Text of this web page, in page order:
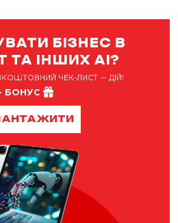
БІЗНЕС В
ТА ІНШИХ AI?
ЧЕК-ЛИСТ — ДІЙ!
БОНУС